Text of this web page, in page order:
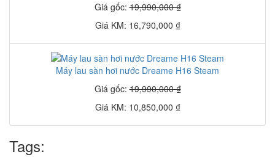
Giá gốc:19,990,000 ₫
Giá KM: 16,790,000 ₫
Máy lau sàn hơi nước Dreame H16 Steam
Giá gốc:19,990,000 ₫
Giá KM: 10,850,000 ₫
Tags: